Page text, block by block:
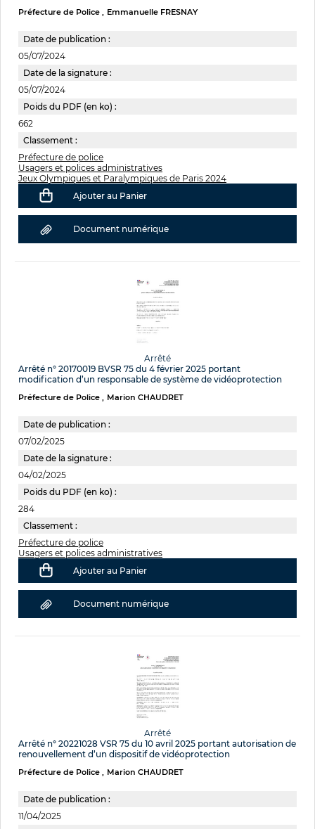
Préfecture de Police Emmanuelle FRESNAY
Date de publication :
05/07/2024
Date de la signature :
05/07/2024
Poids du PDF (en ko) :
662
Classement :
Préfecture de police
Usagers et polices administratives
Jeux Olympiques et Paralympiques de Paris 2024
Ajouter au Panier
Document numérique
Arrêté
Arrêté n° 20170019 BVSR 75 du 4 février 2025 portant
modification d’un responsable de système de vidéoprotection
Préfecture de Police Marion CHAUDRET
Date de publication :
07/02/2025
Date de la signature :
04/02/2025
Poids du PDF (en ko) :
284
Classement :
Préfecture de police
Usagers et polices administratives
Ajouter au Panier
Document numérique
Arrêté
Arrêté n° 20221028 VSR 75 du 10 avril 2025 portant autorisation de
renouvellement d’un dispositif de vidéoprotection
Préfecture de Police Marion CHAUDRET
Date de publication :
11/04/2025